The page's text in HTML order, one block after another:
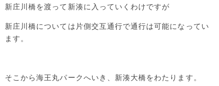
新庄川橋を渡って新湊に入っていくわけですが
新庄川橋については片側交互通行で通行は可能になってい
ます。
そこから海王丸パークへいき、新湊大橋をわたります。